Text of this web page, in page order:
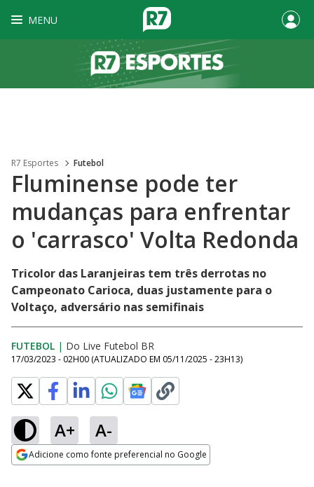
MENU
R7 Esportes Futebol
Fluminense pode ter
mudanças para enfrentar
o 'carrasco' Volta Redonda
Tricolor das Laranjeiras tem três derrotas no
Campeonato Carioca, duas justamente para o
Voltaço, adversário nas semifinais
FUTEBOL | Do Live Futebol BR
17/03/2023 - 02H00 (ATUALIZADO EM 05/11/2025 - 23H13)
A+ A-
Adicione como fonte preferencial no Google